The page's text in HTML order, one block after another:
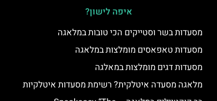
איפה לישון?
מסעדות בשר וסטייקים הכי טובות במלאגה
מסעדות טאפאסים מומלצות במלאגה
מסעדות דגים מומלצות במאלגה
מלאגה מסעדה איטלקית? רשימת מסעדות איטלקיות